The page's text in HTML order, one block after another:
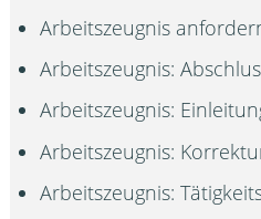
Arbeitszeugnis
Arbeitszeugnis:
Arbeitszeugnis:
Arbeitszeugnis:
Arbeitszeugnis: